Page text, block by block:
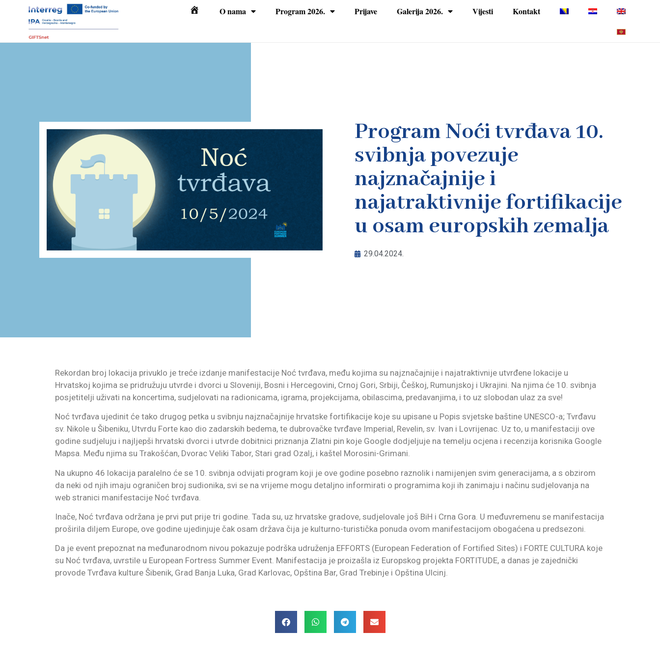
Početna O nama Program 2026. Prijave Galerija 2026. Vijesti Kontakt
Program Noći tvrđava 10.
svibnja povezuje
najznačajnije i
najatraktivnije fortifikacije
u osam europskih zemalja
29.04.2024.
Rekordan broj lokacija privuklo je treće izdanje manifestacije Noć tvrđava, među kojima su najznačajnije i najatraktivnije utvrđene lokacije u
Hrvatskoj kojima se pridružuju utvrde i dvorci u Sloveniji, Bosni i Hercegovini, Crnoj Gori, Srbiji, Češkoj, Rumunjskoj i Ukrajini. Na njima će 10. svibnja
posjetitelji uživati na koncertima, sudjelovati na radionicama, igrama, projekcijama, obilascima, predavanjima, i to uz slobodan ulaz za sve!
Noć tvrđava ujedinit će tako drugog petka u svibnju najznačajnije hrvatske fortifikacije koje su upisane u Popis svjetske baštine UNESCO-a; Tvrđavu
sv. Nikole u Šibeniku, Utvrdu Forte kao dio zadarskih bedema, te dubrovačke tvrđave Imperial, Revelin, sv. Ivan i Lovrijenac. Uz to, u manifestaciji ove
godine sudjeluju i najljepši hrvatski dvorci i utvrde dobitnici priznanja Zlatni pin koje Google dodjeljuje na temelju ocjena i recenzija korisnika Google
Mapsa. Među njima su Trakošćan, Dvorac Veliki Tabor, Stari grad Ozalj, i kaštel Morosini-Grimani.
Na ukupno 46 lokacija paralelno će se 10. svibnja odvijati program koji je ove godine posebno raznolik i namijenjen svim generacijama, a s obzirom
da neki od njih imaju ograničen broj sudionika, svi se na vrijeme mogu detaljno informirati o programima koji ih zanimaju i načinu sudjelovanja na
web stranici manifestacije Noć tvrđava.
Inače, Noć tvrđava održana je prvi put prije tri godine. Tada su, uz hrvatske gradove, sudjelovale još BiH i Crna Gora. U međuvremenu se manifestacija
proširila diljem Europe, ove godine ujedinjuje čak osam država čija je kulturno-turistička ponuda ovom manifestacijom obogaćena u predsezoni.
Da je event prepoznat na međunarodnom nivou pokazuje podrška udruženja EFFORTS (European Federation of Fortified Sites) i FORTE CULTURA koje
su Noć tvrđava, uvrstile u European Fortress Summer Event. Manifestacija je proizašla iz Europskog projekta FORTITUDE, a danas je zajednički
provode Tvrđava kulture Šibenik, Grad Banja Luka, Grad Karlovac, Opština Bar, Grad Trebinje i Opština Ulcinj.